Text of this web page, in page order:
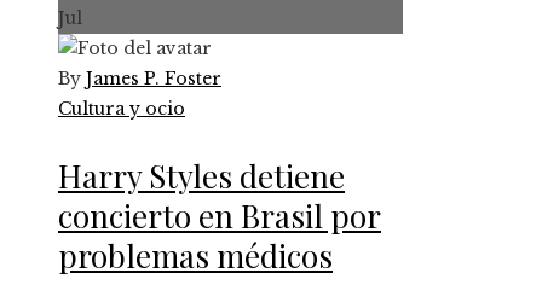
Jul
By James P. Foster
Cultura y ocio
Harry Styles detiene
concierto en Brasil por
problemas médicos